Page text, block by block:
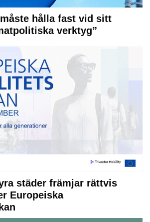
måste hålla fast vid sitt
verktyg”
städer främjar rättvis
Europeiska